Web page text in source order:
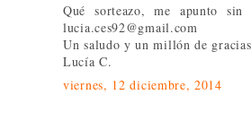
Qué sorteazo, me apunto
lucia.ces92@gmail.com
Un saludo y un millón de
Lucía C.
viernes, 12 diciembre, 2014